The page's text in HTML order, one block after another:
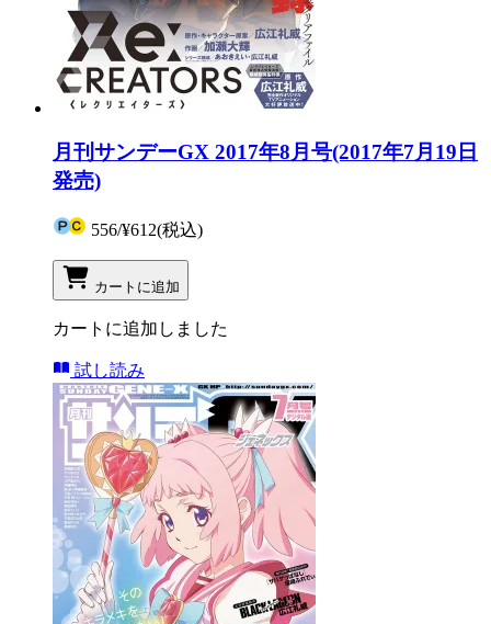
月刊サンデーGX 2017年8月号(2017年7月19日
発売)
556/¥612(税込)
カートに追加
カートに追加しました
試し読み